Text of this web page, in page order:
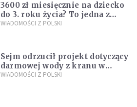
3600 zł miesięcznie na dziecko
do 3. roku życia? To jedna z
propozycji programu "Rozwój
WIADOMOŚCI Z POLSKI
Sejm odrzucił projekt dotyczący
darmowej wody z kranu w
restauracjach
WIADOMOŚCI Z POLSKI